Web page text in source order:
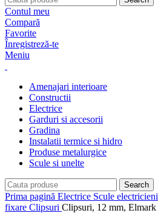
Contul meu
Compară
Favorite
Înregistreză-te
Meniu
Amenajari interioare
Constructii
Electrice
Garduri si accesorii
Gradina
Instalatii termice si hidro
Produse metalurgice
Scule si unelte
Search
Prima pagină Electrice Scule electricieni
fixare Clipsuri Clipsuri, 12 mm, Elmark